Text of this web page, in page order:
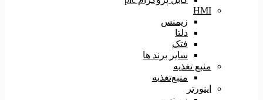
HMI
زیمنس
دلتا
فتک
سایر برند ها
منبع تغذیه
منبع‌تغذیه
اینورتر